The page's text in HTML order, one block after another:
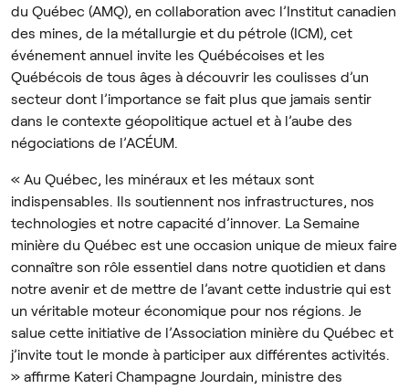
du Québec (AMQ), en collaboration avec l’Institut canadien
des mines, de la métallurgie et du pétrole (ICM), cet
événement annuel invite les Québécoises et les
Québécois de tous âges à découvrir les coulisses d’un
secteur dont l’importance se fait plus que jamais sentir
dans le contexte géopolitique actuel et à l’aube des
négociations de l’ACÉUM.
« Au Québec, les minéraux et les métaux sont
indispensables. Ils soutiennent nos infrastructures, nos
technologies et notre capacité d’innover. La Semaine
minière du Québec est une occasion unique de mieux faire
connaître son rôle essentiel dans notre quotidien et dans
notre avenir et de mettre de l’avant cette industrie qui est
un véritable moteur économique pour nos régions. Je
salue cette initiative de l’Association minière du Québec et
j’invite tout le monde à participer aux différentes activités.
» affirme Kateri Champagne Jourdain, ministre des